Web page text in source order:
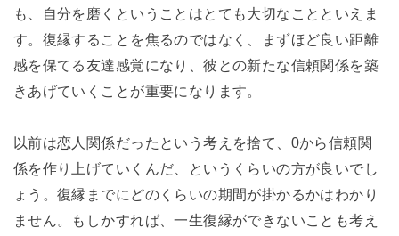
も、自分を磨くということはとても大切なことといえま
す。復縁することを焦るのではなく、まずほど良い距離
感を保てる友達感覚になり、彼との新たな信頼関係を築
きあげていくことが重要になります。
以前は恋人関係だったという考えを捨て、0から信頼関
係を作り上げていくんだ、というくらいの方が良いでし
ょう。復縁までにどのくらいの期間が掛かるかはわかり
ません。もしかすれば、一生復縁ができないことも考え